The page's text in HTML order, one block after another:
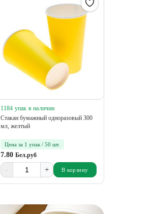
1184 упак в наличии
Стакан бумажный одноразовый 300
мл, желтый
Цена за 1 упак / 50 шт.
7.80 Бел.руб
- + В корзину